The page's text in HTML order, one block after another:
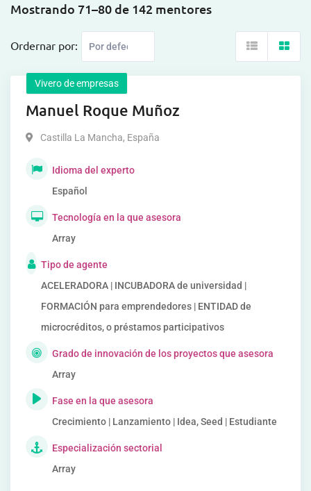
Mostrando 71–80 de 142 mentores
Ordernar por:
Vivero de empresas
Manuel Roque Muñoz
Castilla La Mancha, España
Idioma del experto
Español
Tecnología en la que asesora
Array
Tipo de agente
ACELERADORA | INCUBADORA de universidad |
FORMACIÓN para emprendedores | ENTIDAD de
microcréditos, o préstamos participativos
Grado de innovación de los proyectos que asesora
Array
Fase en la que asesora
Crecimiento | Lanzamiento | Idea, Seed | Estudiante
Especialización sectorial
Array